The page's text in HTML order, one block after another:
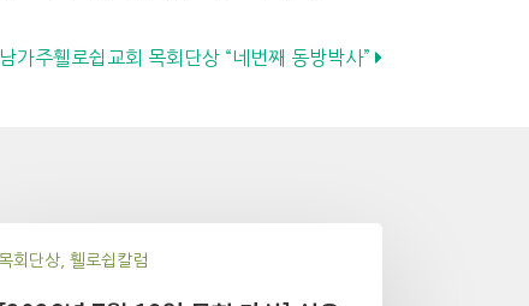
주휄로쉽교회 목회단상 “네번째 동방박사”
회단상, 휄로쉽칼럼